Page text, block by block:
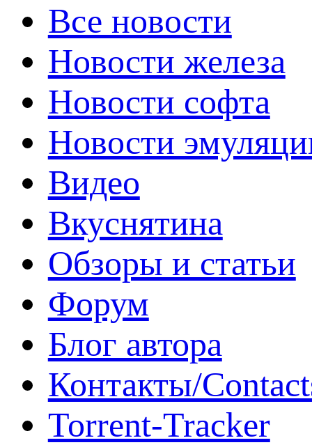
Все новости
Новости железа
Новости софта
Новости
Видео
Вкуснятина
Обзоры и статьи
Форум
Блог автора
Контакты/
Torrent-Tracker